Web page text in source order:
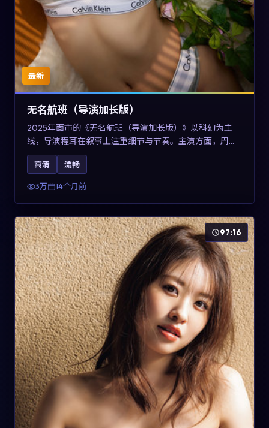
最新
无名航班（导演加长版）
2025年面市的《无名航班（导演加长版）》以科幻为主
线，导演程耳在叙事上注重细节与节奏。主演方面，周冬
雨、凯特·布兰切特与巩俐的表演为角色增添层次。故事以
女性视角重写传统类型片的叙事惯性，可作为美国影视爱
好者的高清观影选择。
高清 流畅
3万 14个月前
97:16